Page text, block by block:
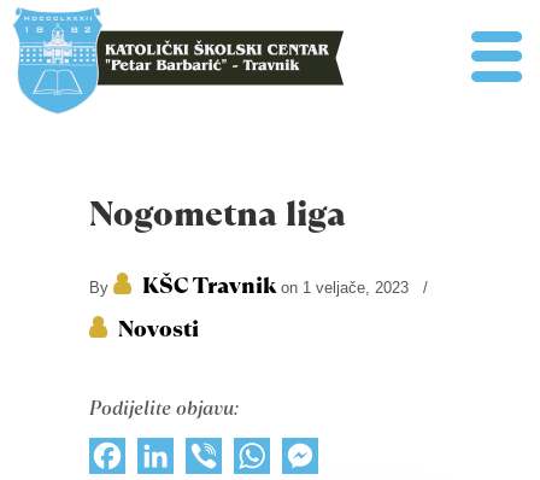
Nogometna liga
By KŠC Travnikon 1 veljače, 2023 /
Novosti
Podijelite objavu:
FacebookLinkedInViber WhatsApp